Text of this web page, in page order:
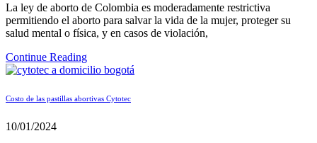
La ley de aborto de Colombia es moderadamente restrictiva
permitiendo el aborto para salvar la vida de la mujer, proteger su
salud mental o física, y en casos de violación,
Continue Reading
Costo de las pastillas abortivas Cytotec
10/01/2024